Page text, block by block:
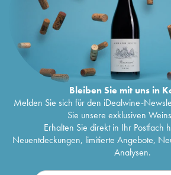
Bleiben Sie mit uns in
Melden Sie sich für den iDealwine-
Sie unsere exklusiven
Erhalten Sie direkt in Ihr Postfach
Neuentdeckungen, limitierte Angebote,
Analysen.